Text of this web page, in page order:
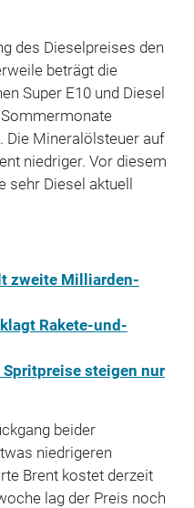
des Dieselpreises den
beträgt die
Super E10 und Diesel
Sommermonate
Die Mineralölsteuer auf
niedriger. Vor diesem
sehr Diesel aktuell
zweite Milliarden-
Rakete-und-
steigen nur
beider
niedrigeren
Brent kostet derzeit
lag der Preis noch